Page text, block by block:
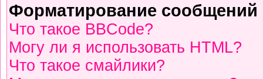
Форматирование
Что такое BBCode?
Могу ли я использовать HTML?
Что такое смайлики?